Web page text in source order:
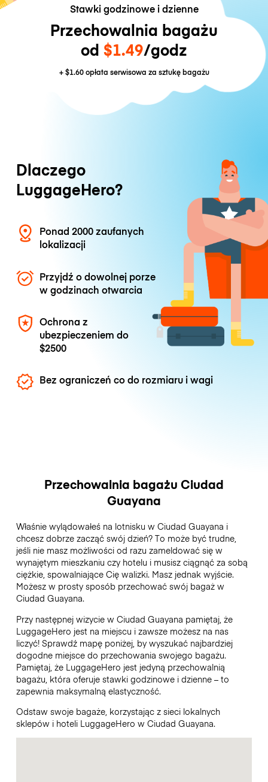
Stawki godzinowe i dzienne
Przechowalnia bagażu
od $1.49/godz
+$1.60opłata serwisowa za sztukę bagażu
Dlaczego
LuggageHero?
Ponad 2000 zaufanych
lokalizacji
Przyjdź o dowolnej porze
w godzinach otwarcia
Ochrona z
ubezpieczeniem do
$2500
Bez ograniczeń co do rozmiaru i wagi
Przechowalnia bagażu Ciudad
Guayana
Właśnie wylądowałeś na lotnisku w Ciudad Guayana i
chcesz dobrze zacząć swój dzień? To może być trudne,
jeśli nie masz możliwości od razu zameldować się w
wynajętym mieszkaniu czy hotelu i musisz ciągnąć za sobą
ciężkie, spowalniające Cię walizki. Masz jednak wyjście.
Możesz w prosty sposób przechować swój bagaż w
Ciudad Guayana.
Przy następnej wizycie w Ciudad Guayana pamiętaj, że
LuggageHero jest na miejscu i zawsze możesz na nas
liczyć! Sprawdź mapę poniżej, by wyszukać najbardziej
dogodne miejsce do przechowania swojego bagażu.
Pamiętaj, że LuggageHero jest jedyną przechowalnią
bagażu, która oferuje stawki godzinowe i dzienne – to
zapewnia maksymalną elastyczność.
Odstaw swoje bagaże, korzystając z sieci lokalnych
sklepów i hoteli LuggageHero w Ciudad Guayana.